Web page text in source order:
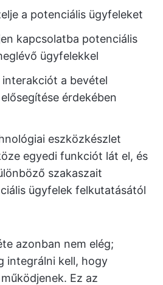
a potenciális ügyfeleket
kapcsolatba potenciális
ügyfelekkel
interakciót a bevétel
érdekében
eszközkészlet
egyedi funkciót lát el, és
szakaszait
ügyfelek felkutatásától
azonban nem elég;
integrálni kell, hogy
Ez az